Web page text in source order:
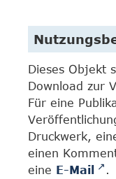
Dieses Objekt
Download zur
Für eine
Druckwerk,
einen
eine E-Mail
.